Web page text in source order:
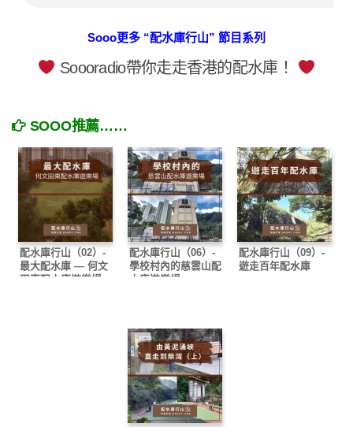
Sooo更多 “配水庫行山” 節目系列
Soooradio帶你走走香港的配水庫！
SOOO推薦……
配水庫行山（02）-
最大配水庫 — 何文
田東配水庫遊樂場
配水庫行山（06）-
學校村內的慈雲山配
水庫遊樂場
配水庫行山（09）-
遊走百年配水庫